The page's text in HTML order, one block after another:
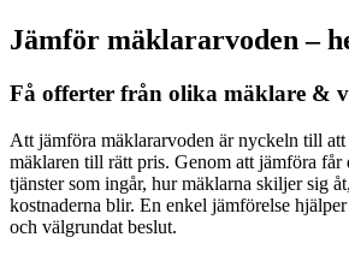
Jämför mäklararvoden –
Få offerter från olika mäklare &
Att jämföra mäklararvoden är nyckeln till att
mäklaren till rätt pris. Genom att jämföra
tjänster som ingår, hur mäklarna skiljer sig
kostnaderna blir. En enkel jämförelse
och välgrundat beslut.